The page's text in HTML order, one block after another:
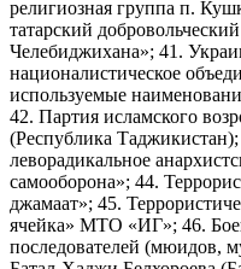
религиозная группа п.
татарский
Челебиджихана»; 41.
националистическое
используемые
42. Партия исламского
(Республика
леворадикальное
самооборона»; 44.
джамаат»; 45.
ячейка» МТО «ИГ»; 46.
последователей (мюидов,